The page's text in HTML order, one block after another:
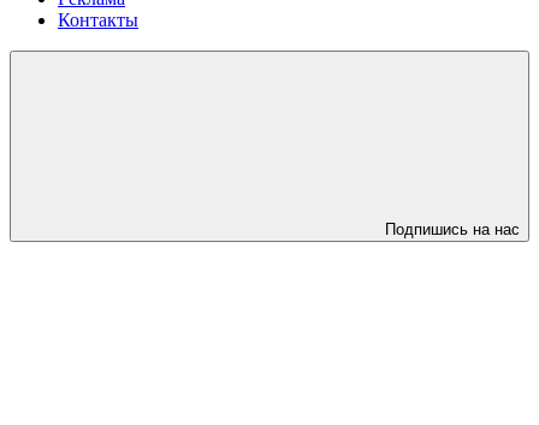
Контакты
Подпишись на нас